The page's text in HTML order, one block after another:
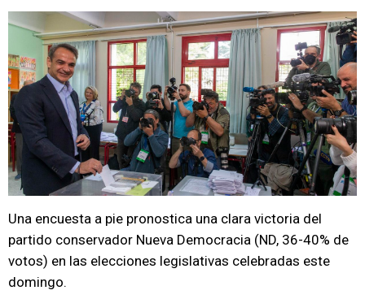
Una encuesta a pie pronostica una clara victoria del
partido conservador Nueva Democracia (ND, 36-40% de
votos) en las elecciones legislativas celebradas este
domingo.